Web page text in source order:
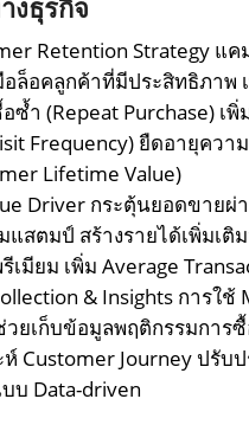
งธุรกิจ
Retention Strategy แ
อล็อคลูกค้าที่มีประสิทธิภาพ
ซ้ำ (Repeat Purchase) เพิ่
Frequency) ยืดอายุคว
Lifetime Value)
Driver กระตุ้นยอดขายผ่
แสตมป์ สร้างรายได้เพิ่มเติ
เมียม เพิ่ม Average
& Insights การใช้
วยเก็บข้อมูลพฤติกรรมการ
ห์ Customer Journey ปรับ
บ Data-driven